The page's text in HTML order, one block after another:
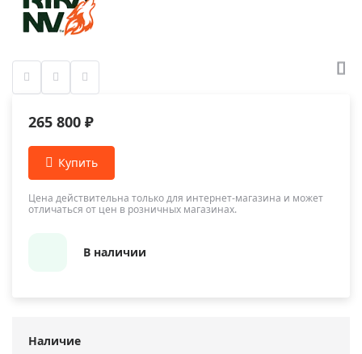
265 800 ₽
Цена действительна только для интернет-магазина и может
отличаться от цен в розничных магазинах.
В наличии
Наличие